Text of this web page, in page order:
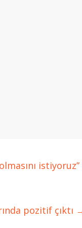
istiyoruz”
pozitif çıktı